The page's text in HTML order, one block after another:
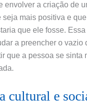
envolver a criação de
seja mais positiva e
que ele fosse. Essa
a preencher o vazio
que a pessoa se sinta
cultural e